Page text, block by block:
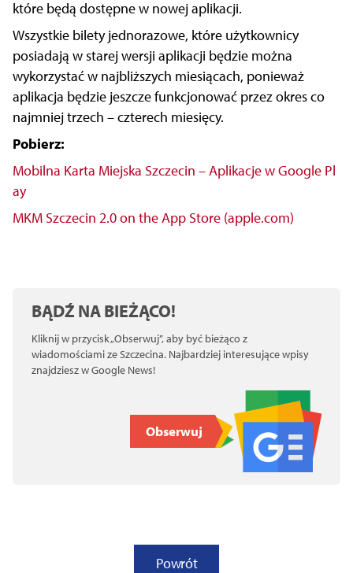
które będą dostępne w nowej aplikacji.
Wszystkie bilety jednorazowe, które użytkownicy
posiadają w starej wersji aplikacji będzie można
wykorzystać w najbliższych miesiącach, ponieważ
aplikacja będzie jeszcze funkcjonować przez okres co
najmniej trzech – czterech miesięcy.
Pobierz:
Mobilna Karta Miejska Szczecin – Aplikacje w Google Pl
ay
MKM Szczecin 2.0 on the App Store (apple.com)
BĄDŹ NA BIEŻĄCO!
Kliknij w przycisk „Obserwuj”, aby być bieżąco z
wiadomościami ze Szczecina. Najbardziej interesujące wpisy
znajdziesz w Google News!
Obserwuj
Powrót